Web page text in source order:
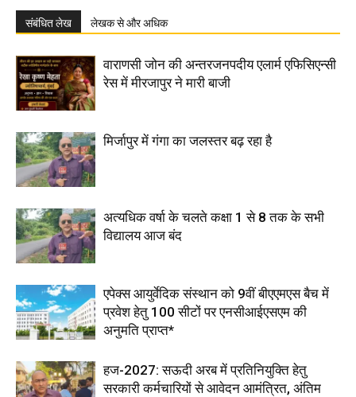
संबंधित लेख लेखक से और अधिक
वाराणसी जोन की अन्तरजनपदीय एलार्म एफिसिएन्सी
रेस में मीरजापुर ने मारी बाजी
मिर्जापुर में गंगा का जलस्तर बढ़ रहा है
अत्यधिक वर्षा के चलते कक्षा 1 से 8 तक के सभी
विद्यालय आज बंद
एपेक्स आयुर्वेदिक संस्थान को 9वीं बीएएमएस बैच में
प्रवेश हेतु 100 सीटों पर एनसीआईएसएम की
अनुमति प्राप्त*
हज-2027: सऊदी अरब में प्रतिनियुक्ति हेतु
सरकारी कर्मचारियों से आवेदन आमंत्रित, अंतिम